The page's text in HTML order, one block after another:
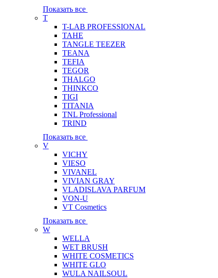
Показать все
T
T-LAB PROFESSIONAL
TAHE
TANGLE TEEZER
TEANA
TEFIA
TEGOR
THALGO
THINKCO
TIGI
TITANIA
TNL Professional
TRIND
Показать все
V
VICHY
VIESO
VIVANEL
VIVIAN GRAY
VLADISLAVA PARFUM
VON-U
VT Cosmetics
Показать все
W
WELLA
WET BRUSH
WHITE COSMETICS
WHITE GLO
WULA NAILSOUL